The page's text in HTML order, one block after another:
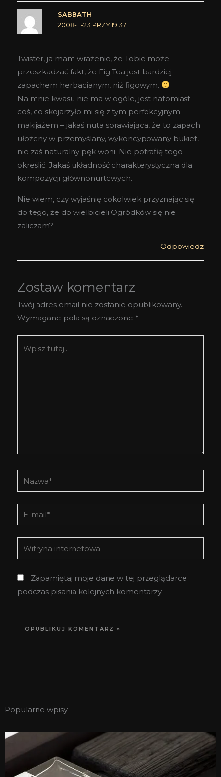
SABBATH
2008-11-23 PRZY 19:37
Twister, ja mam wrażenie, że Tobie może
przeszkadzać fakt, że Fig Tea jest bardziej
zapachem herbacianym, niż figowym.
Na mnie kwasu nie ma w ogóle, jest natomiast
coś, co skojarzyło mi się z tym perfekcyjnym
makijażem – jakaś nuta sprawiająca, że to zapach
ułożony w przemyślany, wykoncypowany bukiet,
nie zaś naturalny pęk woni. Nie potrafię tego
określić. Jakaś układność charakterystyczna dla
kompozycji głównonurtowych.
Nie wiem, czy wyjaśnię cokolwiek przyznając się
do tego, że do wielbicieli Ogródków się nie
zaliczam?
Odpowiedz
Zostaw komentarz
Twój adres email nie zostanie opublikowany.
Wymagane pola są oznaczone *
tutaj..
Nazwa*
E-
mail*
Witryna
internetowa
Zapamiętaj moje dane w tej przeglądarce
podczas pisania kolejnych komentarzy.
Popularne wpisy